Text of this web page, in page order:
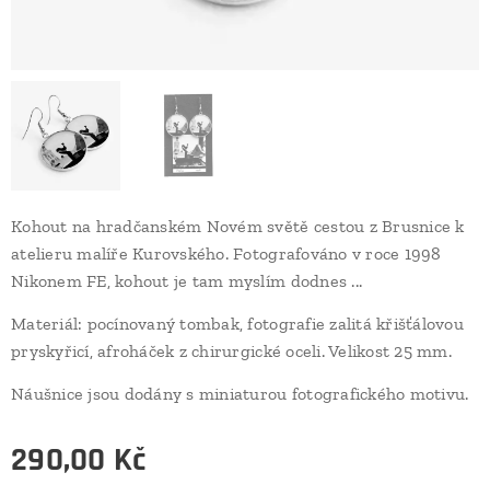
Kohout na hradčanském Novém světě cestou z Brusnice k
atelieru malíře Kurovského. Fotografováno v roce 1998
Nikonem FE, kohout je tam myslím dodnes ...
Materiál: pocínovaný tombak, fotografie zalitá křišťálovou
pryskyřicí, afroháček z chirurgické oceli. Velikost 25 mm.
Náušnice jsou dodány s miniaturou fotografického motivu.
290,00 Kč